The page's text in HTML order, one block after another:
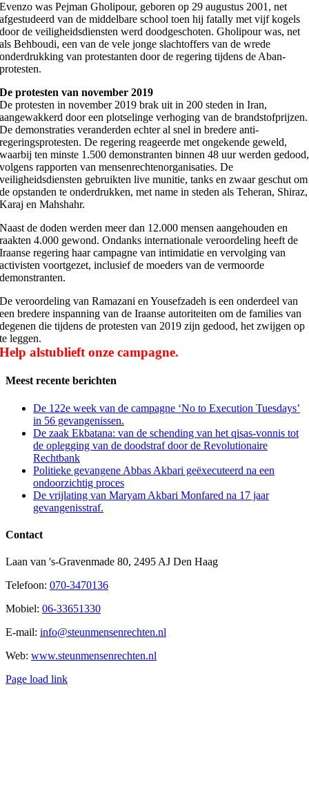
Evenzo was Pejman Gholipour, geboren op 29 augustus 2001, net
afgestudeerd van de middelbare school toen hij fatally met vijf kogels
door de veiligheidsdiensten werd doodgeschoten. Gholipour was, net
als Behboudi, een van de vele jonge slachtoffers van de wrede
onderdrukking van protestanten door de regering tijdens de Aban-
protesten.
De protesten van november 2019
De protesten in november 2019 brak uit in 200 steden in Iran,
aangewakkerd door een plotselinge verhoging van de brandstofprijzen.
De demonstraties veranderden echter al snel in bredere anti-
regeringsprotesten. De regering reageerde met ongekende geweld,
waarbij ten minste 1.500 demonstranten binnen 48 uur werden gedood,
volgens rapporten van mensenrechtenorganisaties. De
veiligheidsdiensten gebruikten live munitie, tanks en zwaar geschut om
de opstanden te onderdrukken, met name in steden als Teheran, Shiraz,
Karaj en Mahshahr.
Naast de doden werden meer dan 12.000 mensen aangehouden en
raakten 4.000 gewond. Ondanks internationale veroordeling heeft de
Iraanse regering haar campagne van intimidatie en vervolging van
activisten voortgezet, inclusief de moeders van de vermoorde
demonstranten.
De veroordeling van Ramazani en Yousefzadeh is een onderdeel van
een bredere inspanning van de Iraanse autoriteiten om de families van
degenen die tijdens de protesten van 2019 zijn gedood, het zwijgen op
te leggen.
Help alstublieft onze campagne.
Meest recente berichten
De 122e week van de campagne ‘No to Execution Tuesdays’
in 56 gevangenissen.
De zaak Ekbatana: van de schending van het qisas-vonnis tot
de oplegging van de doodstraf door de Revolutionaire
Rechtbank
Politieke gevangene Abbas Akbari geëxecuteerd na een
ondoorzichtig proces
De vrijlating van Maryam Akbari Monfared na 17 jaar
gevangenisstraf.
Contact
Laan van 's-Gravenmade 80, 2495 AJ Den Haag
Telefoon: 070-3470136
Mobiel: 06-33651330
E-mail: info@steunmensenrechten.nl
Web: www.steunmensenrechten.nl
Page load link